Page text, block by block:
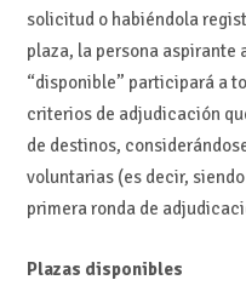
solicitud o habiéndola
plaza, la persona aspirante
“disponible” participará a
criterios de adjudicación
de destinos,
voluntarias (es decir,
primera ronda de
Plazas disponibles